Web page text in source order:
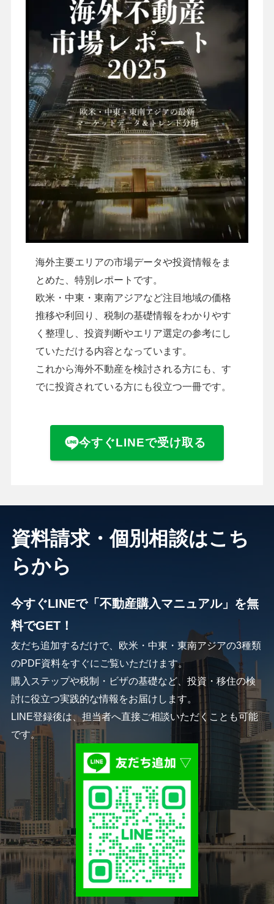
海外主要エリアの市場データや投資情報をま
とめた、特別レポートです。
欧米・中東・東南アジアなど注目地域の価格
推移や利回り、税制の基礎情報をわかりやす
く整理し、投資判断やエリア選定の参考にし
ていただける内容となっています。
これから海外不動産を検討される方にも、す
でに投資されている方にも役立つ一冊です。
今すぐLINEで受け取る
資料請求・個別相談はこち
らから
今すぐLINEで「不動産購入マニュアル」を無
料でGET！
友だち追加するだけで、欧米・中東・東南アジアの3種類
のPDF資料をすぐにご覧いただけます。
購入ステップや税制・ビザの基礎など、投資・移住の検
討に役立つ実践的な情報をお届けします。
LINE登録後は、担当者へ直接ご相談いただくことも可能
です。